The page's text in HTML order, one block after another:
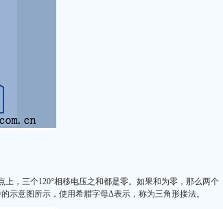
，三个120°相移电压之和都是零。如果和为零，那么两个
示意图所示，使用希腊字母Δ表示，称为三角形接法。